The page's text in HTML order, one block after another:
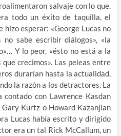
salvaje con lo que,
todo un éxito de taquilla, el
esperar: «George Lucas no
no sabe escribir diálogos», «la
Y lo peor, «ésto no está a la
crecimos». Las peleas entre
durarían hasta la actualidad,
la razón a los detractores. La
contado con Lawrence Kasdan
Kurtz o Howard Kazanjian
Lucas había escrito y dirigido
era un tal Rick McCallum, un